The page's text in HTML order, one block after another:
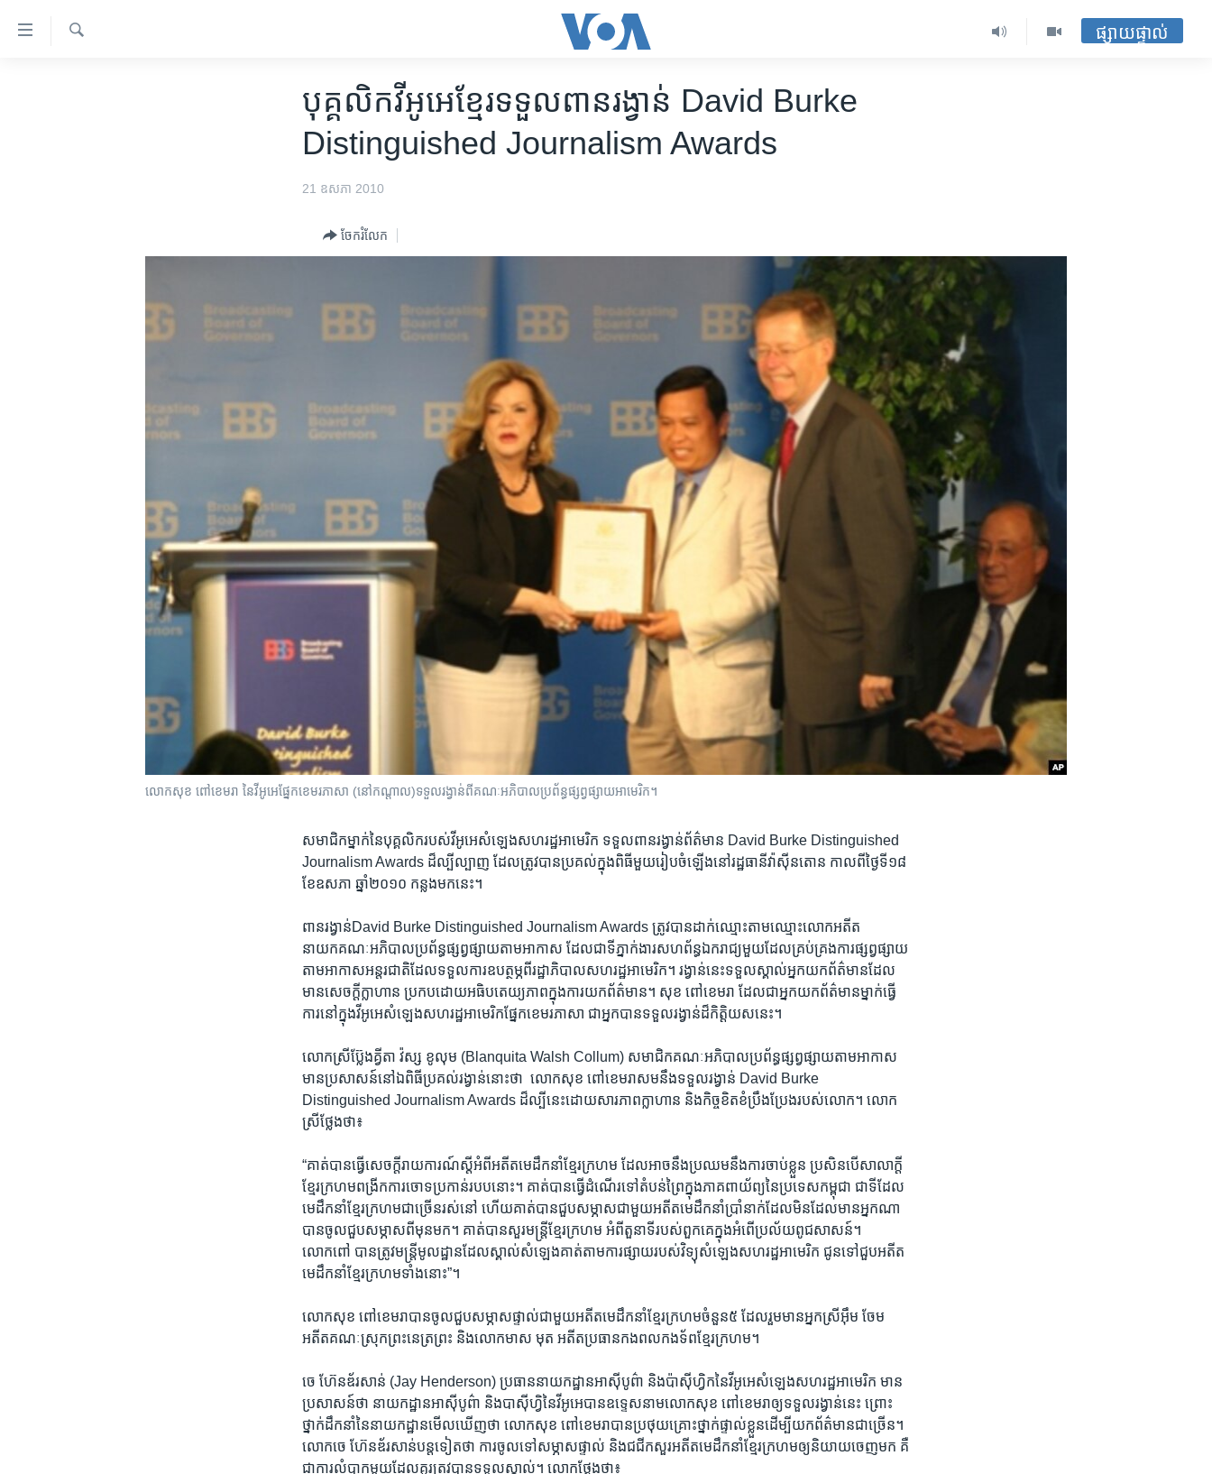
ទៅ​
ផ្សាយផ្ទាល់
បុគ្គលិក​វីអូអេ​ខ្មែរ​ទទួល​​​ពាន​​​រង្វាន់​ David ​Burke ​
Distinguished ​Journalism ​Awards
21 ឧសភា 2010
ចែករំលែក
លោក​សុខ​ ​ពៅ​ខេមរា​ នៃ​វីអូអេ​ផ្នែក​​ខេមរ​ភាសា ​(នៅកណ្តាល)​ទទួល​រង្វាន់​ពី​គណៈ​​អភិបាល​​ប្រព័ន្ធ​​ផ្សព្វ​​ផ្សាយអាមេរិក។
សមាជិកម្នាក់នៃបុគ្គលិករបស់​វីអូអេសំឡេងសហរដ្ឋ​អាមេរិក​ ទទួល​ពាន​រង្វាន់​ព័ត៌មាន ​David Burke Distinguished
Journalism Awards ​ដ៏ល្បី​ល្បាញ ដែល​ត្រូវបានប្រគល់ក្នុងពិធីមួយរៀប​ចំឡើងនៅរដ្ឋធានីវ៉ាស៊ីនតោន​ កាលពីថ្ងៃទី១៨
​ខែឧសភា​ ឆ្នាំ២០១០​ កន្លង​មកនេះ។
ពាន​រង្វាន់​David ​Burke ​Distinguished ​Journalism ​Awards​ ត្រូវបានដាក់ឈ្មោះតាម​ឈ្មោះ​លោក​អតីត​
នាយកគណៈអភិបាលប្រព័ន្ធផ្សព្វផ្សាយតាមអាកាស ​ដែលជាទីភ្នាក់ងារសហ​ព័ន្ធ​ឯករាជ្យមួយ​ដែលគ្រប់គ្រងការផ្សព្វផ្សាយ
តាមអាកាសអន្តរ​ជាតិដែលទទួលការឧបត្ថម្ភពីរដ្ឋា​ភិបាលសហ​រដ្ឋ​អាមេរិក។​ រង្វាន់នេះ​ទទួលស្គាល់អ្នកយកព័ត៌មានដែល
មានសេចក្តីក្លា​ហាន​ ប្រកបដោយអធិប​តេយ្យ​ភាព​ក្នុងការយកព័ត៌មាន។ ​សុខ ​ពៅខេមរា ​ដែល​ជាអ្នកយកព័ត៌មាន​ម្នាក់ធ្វើ
ការនៅក្នុងវីអូអេ​សំឡេង​សហ​រដ្ឋអាមេរិកផ្នែក​ខេមរ​ភាសា​ ជា​អ្នកបានទទួលរង្វាន់ដ៏​កិត្តិយសនេះ។
លោក​ស្រី​ប្ល៊ែងគ្វីតា វ៉ស្ស ​ខូលុម (Blanquita ​Walsh​ Collum) ​សមាជិកគណៈ​អភិបាល​ប្រព័ន្ធ​ផ្សព្វ​ផ្សាយ​តាម​អាកាស ​
មាន​ប្រសាសន៍នៅ​ឯ​ពិធី​ប្រគល់រង្វាន់នោះថា​ ​ លោកសុខ ពៅខេមរា​សម​នឹង​ទទួលរង្វាន់ David ​Burke ​
Distinguished ​Journalism ​Awards​ ដ៏​ល្បី​នេះ​ដោយ​សារ​ភាព​ក្លាហាន ​និងកិច្ច​ខិត​ខំ​ប្រឹង​ប្រែង​របស់​លោក។ ​លោក
ស្រី​ថ្លែង​ថា៖
“គាត់បាន​ធ្វើ​សេចក្តី​រាយ​ការណ៍​ស្តី​អំពី​អតីត​មេ​ដឹក​នាំ​ខ្មែរក្រហម​ ដែល​អាចនឹងប្រឈម​នឹងការ​ចាប់ខ្លួន​ ប្រសិន​បើសាលា​ក្តី​
ខ្មែរ​ក្រហមពង្រីក​ការ​ចោទ​ប្រកាន់របប​នោះ។​ គាត់បានធ្វើដំណើរ​ទៅតំបន់ព្រៃ​ក្នុង​ភាគពាយ័ព្យ​នៃប្រទេស​កម្ពុជា​ ជា​ទីដែល
មេ​ដឹកនាំខ្មែរក្រហមជាច្រើនរស់នៅ​ ហើយគាត់បានជួប​សម្ភាស​ជា​មួយអតីតមេ​ដឹកនាំប្រាំ​នាក់ដែល​មិន​ដែល​មានអ្នកណា​
បាន​ចូលជួបសម្ភាសពី​មុនមក។​ គាត់បានសួរមន្ត្រីខ្មែរក្រហម ​អំពីតួ​នាទីរបស់ពួកគេក្នុងអំពើប្រល័យ​ពូជសាសន៍។ ​
លោកពៅ បាន​ត្រូវមន្ត្រីមូលដ្ឋានដែលស្គាល់សំឡេងគាត់តាមការផ្សាយរបស់​វិទ្យុសំឡេងសហ​រដ្ឋអាមេរិក​ ជូនទៅ​ជួបអតីត​
មេ​ដឹក​នាំ​ខ្មែរ​ក្រហម​ទាំង​នោះ”។
លោកសុខ​ ពៅ​ខេមរាបាន​ចូល​ជួប​សម្ភាស​ផ្ទាល់ជា​មួយអតីត​មេ​ដឹកនាំខ្មែរក្រហមចំនួន​៥ ​ដែលរួមមានអ្នក​ស្រី​អ៊ឹម​ ចែម ​
អតីត​គណៈ​ស្រុកព្រះ​នេត្រ​ព្រះ ​និងលោក​មាស មុត​ អតីតប្រធាន​កងពល​កង​ទ័ពខ្មែរ​ក្រហម។
ចេ ហ៊ែនឌ័រសាន់ ​(Jay ​Henderson)​ ប្រធាន​នាយក​ដ្ឋានអាស៊ី​បូព៌ា ​និង​ប៉ាស៊ីហ្វិក​នៃ​វីអូអេ​សំឡេងសហ​រដ្ឋ​អាមេរិក ​មាន
ប្រសាសន៍​ថា​ នាយក​ដ្ឋាន​អាស៊ីបូព៌ា​ និង​បាស៊ីហ្វិ​នៃ​វីអូអេ​បាន​ឧទេ្ទសនាមលោកសុខ ពៅ​ខេមរា​ឲ្យ​ទទួល​រង្វាន់​នេះ​ ព្រោះ
ថ្នាក់ដឹកនាំ​នៃនាយក​ដ្ឋាន​មើល​ឃើញថា ​លោក​សុខ​ ពៅ​ខេមរា​បានប្រថុយ​គ្រោះ​ថ្នាក់​ផ្ទាល់​ខ្លួន​ដើម្បី​យកព័ត៌មាន​ជា​ច្រើន។ ​
លោកចេ ហ៊ែនឌ័រសាន់​បន្ត​ទៀត​ថា​ ការ​ចូល​ទៅសម្ភាសផ្ទាល់ ​និង​ជជីក​សួរ​អតីត​មេ​ដឹក​នាំ​ខ្មែរ​ក្រហម​ឲ្យ​និយាយ​ចេញ​មក ​គឺ​
ជា​ការ​លំបាក​មួយ​ដែល​គួរ​ត្រូវ​បាន​ទទួល​ស្គាល់។​ លោក​ថ្លែង​ថា៖